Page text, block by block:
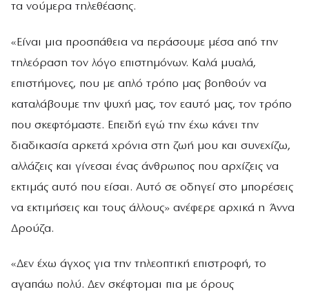
τα νούμερα τηλεθέασης.
«Είναι μια προσπάθεια να περάσουμε μέσα από την
τηλεόραση τον λόγο επιστημόνων. Καλά μυαλά,
επιστήμονες, που με απλό τρόπο μας βοηθούν να
καταλάβουμε την ψυχή μας, τον εαυτό μας, τον τρόπο
που σκεφτόμαστε. Επειδή εγώ την έχω κάνει την
διαδικασία αρκετά χρόνια στη ζωή μου και συνεχίζω,
αλλάζεις και γίνεσαι ένας άνθρωπος που αρχίζεις να
εκτιμάς αυτό που είσαι. Αυτό σε οδηγεί στο μπορέσεις
να εκτιμήσεις και τους άλλους» ανέφερε αρχικά η Άννα
Δρούζα.
«Δεν έχω άγχος για την τηλεοπτική επιστροφή, το
αγαπάω πολύ. Δεν σκέφτομαι πια με όρους